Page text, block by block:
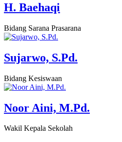
H. Baehaqi
Bidang Sarana Prasarana
Sujarwo, S.Pd.
Bidang Kesiswaan
Noor Aini, M.Pd.
Wakil Kepala Sekolah